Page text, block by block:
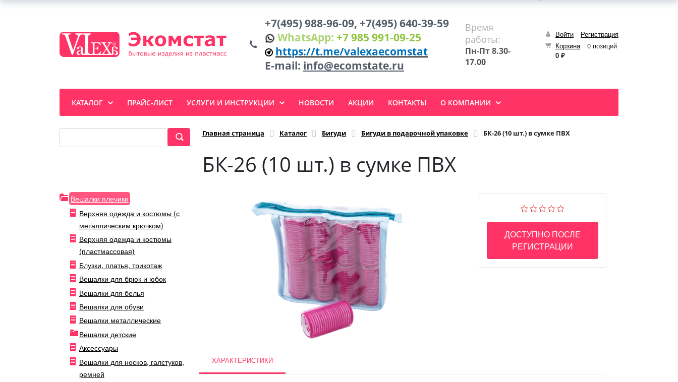
Войти
Регистрация
Корзина
0 позиций
0 ₽
+7(495) 988-96-09, +7(495) 640-39-59
WhatsApp: +7 985 991-09-25
https://t.me/valexaecomstat
E-mail: info@ecomstate.ru
Время
работы:
Пн-Пт 8.30-
17.00
КАТАЛОГ ПРАЙС-ЛИСТ УСЛУГИ И ИНСТРУКЦИИ НОВОСТИ АКЦИИ КОНТАКТЫ О КОМПАНИИ
Главная страница Каталог Бигуди Бигуди в подарочной упаковке БК-26 (10 шт.) в сумке ПВХ
БК-26 (10 шт.) в сумке ПВХ
Вешалки плечики
Верхняя одежда и костюмы (с
металлическим крючком)
Верхняя одежда и костюмы
(пластмассовая)
Блузки, платья, трикотаж
Вешалки для брюк и юбок
Вешалки для белья
Вешалки для обуви
Вешалки металлические
Вешалки детские
Аксессуары
Вешалки для носков, галстуков,
ремней
ДОСТУПНО ПОСЛЕ
РЕГИСТРАЦИИ
ХАРАКТЕРИСТИКИ